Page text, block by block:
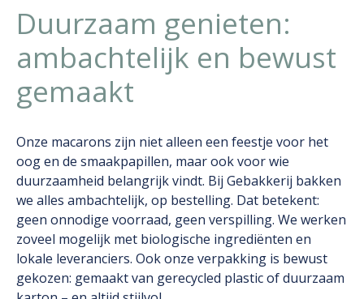
Duurzaam genieten:
ambachtelijk en bewust
gemaakt
Onze macarons zijn niet alleen een feestje voor het
oog en de smaakpapillen, maar ook voor wie
duurzaamheid belangrijk vindt. Bij Gebakkerij bakken
we alles ambachtelijk, op bestelling. Dat betekent:
geen onnodige voorraad, geen verspilling. We werken
zoveel mogelijk met biologische ingrediënten en
lokale leveranciers. Ook onze verpakking is bewust
gekozen: gemaakt van gerecycled plastic of duurzaam